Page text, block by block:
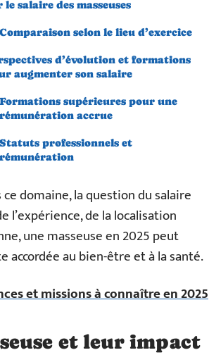
le salaire des masseuses
Comparaison selon le lieu d’exercice
d’évolution et formations
augmenter son salaire
Formations supérieures pour une
rémunération accrue
Statuts professionnels et
rémunération
domaine, la question du salaire
de la localisation
une masseuse en 2025 peut
au bien-être et à la santé.
et missions à connaître en 2025
et leur impact